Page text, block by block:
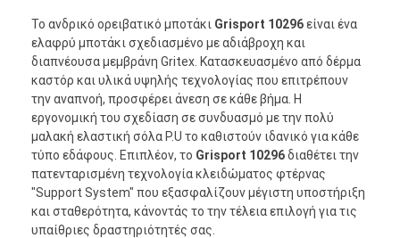
Το ανδρικό ορειβατικό μποτάκι Grisport 10296είναι ένα
ελαφρύ μποτάκι σχεδιασμένο με αδιάβροχη και
διαπνέουσα μεμβράνη Gritex. Κατασκευασμένο από δέρμα
καστόρ και υλικά υψηλής τεχνολογίας που επιτρέπουν
την αναπνοή, προσφέρει άνεση σε κάθε βήμα. Η
εργονομική του σχεδίαση σε συνδυασμό με την πολύ
μαλακή ελαστική σόλα P.U το καθιστούν ιδανικό για κάθε
τύπο εδάφους. Επιπλέον, το Grisport 10296διαθέτει την
πατενταρισμένη τεχνολογία κλειδώματος φτέρνας
"Support System" που εξασφαλίζουν μέγιστη υποστήριξη
και σταθερότητα, κάνοντάς το την τέλεια επιλογή για τις
υπαίθριες δραστηριότητές σας.